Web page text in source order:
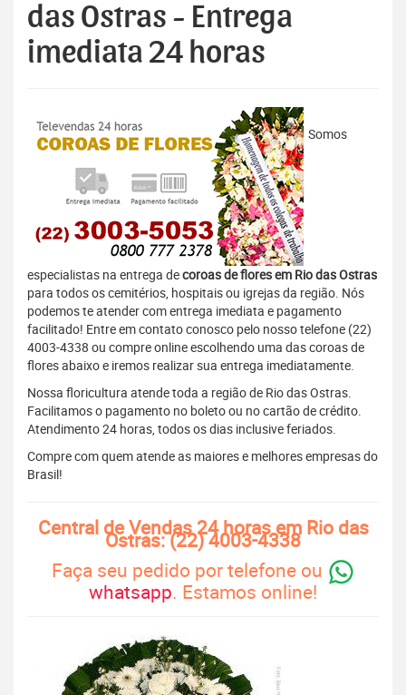
das Ostras - Entrega
imediata 24 horas
Somos
especialistas na entrega decoroas de flores em Rio das Ostras
para todos os cemitérios, hospitais ou igrejas da região. Nós
podemos te atender com entrega imediata e pagamento
facilitado! Entre em contato conosco pelo nosso telefone (22)
4003-4338 ou compre online escolhendo uma das coroas de
flores abaixo e iremos realizar sua entrega imediatamente.
Nossa floricultura atende toda a região de Rio das Ostras.
Facilitamos o pagamento no boleto ou no cartão de crédito.
Atendimento 24 horas, todos os dias inclusive feriados.
Compre com quem atende as maiores e melhores empresas do
Brasil!
Central de Vendas 24 horas em Rio das
Ostras: (22) 4003-4338
Faça seu pedido por telefone ou
whatsapp. Estamos online!